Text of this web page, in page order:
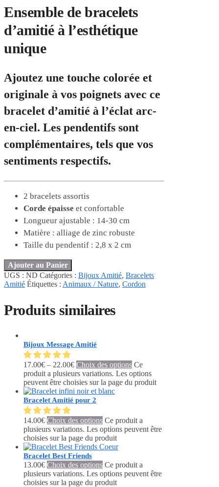
Ensemble de bracelets
d’amitié à l’esthétique
unique
Ajoutez une touche colorée et
originale à vos poignets avec ce
bracelet d’amitié à l’éclat arc-
en-ciel. Les pendentifs sont
complémentaires, tels que vos
sentiments respectifs.
2 bracelets assortis
Corde épaisse et confortable
Longueur ajustable : 14-30 cm
Matière : alliage de zinc robuste
Taille du pendentif : 2,8 x 2 cm
Ajouter au Panier
UGS : ND Catégories : Bijoux Amitié, Bracelets
Amitié Étiquettes : Animaux / Nature, Cordon
Produits similaires
Bijoux Message Amitié
17.00€ – 22.00€ Choix des options Ce
produit a plusieurs variations. Les options
peuvent être choisies sur la page du produit
Bracelet Amitié pour 2
14.00€ Choix des options Ce produit a
plusieurs variations. Les options peuvent être
choisies sur la page du produit
Bracelet Best Friends
13.00€ Choix des options Ce produit a
plusieurs variations. Les options peuvent être
choisies sur la page du produit